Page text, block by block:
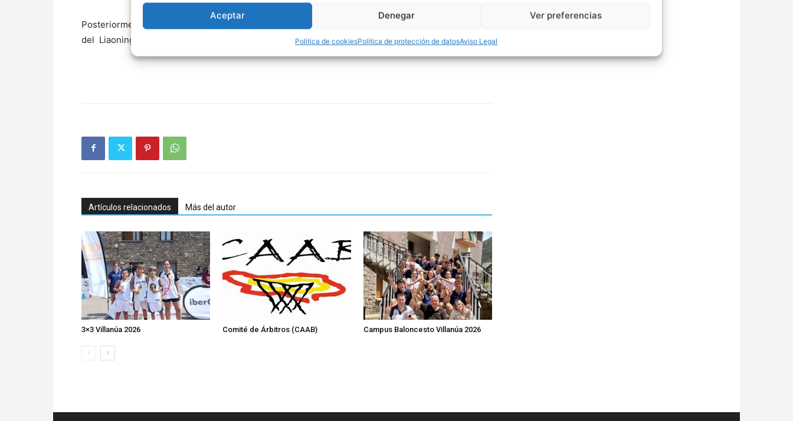
Aceptar Denegar Ver preferencias
Política de cookiesPolítica de protección de datosAviso Legal
Posteriormente, fue seleccionador de Panamá y en la actualidad es entrenador asistente
del Liaoning Flying de China.
Artículos relacionados Más del autor
3×3 Villanúa 2026 Comité de Árbitros (CAAB) Campus Baloncesto Villanúa 2026